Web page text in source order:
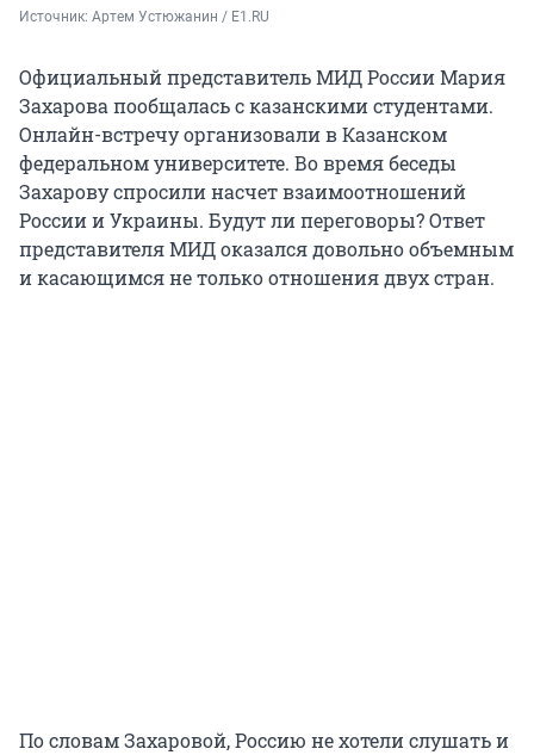
Источник: Артем Устюжанин / E1.RU
Официальный представитель МИД России Мария
Захарова пообщалась с казанскими студентами.
Онлайн-встречу организовали в Казанском
федеральном университете. Во время беседы
Захарову спросили насчет взаимоотношений
России и Украины. Будут ли переговоры? Ответ
представителя МИД оказался довольно объемным
и касающимся не только отношения двух стран.
По словам Захаровой, Россию не хотели слушать и